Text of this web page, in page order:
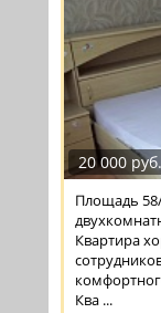
20 000
Площадь
Квартира
Ква ...